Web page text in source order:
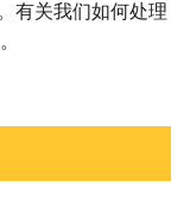
有关我们如何处理